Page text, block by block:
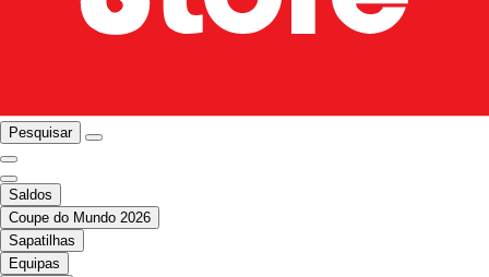
Pesquisar
Saldos
Coupe do Mundo 2026
Sapatilhas
Equipas